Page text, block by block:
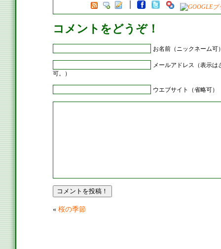
コメントをどうぞ！
お名前（ニックネーム可
メールアドレス（表示
可。）
ウエブサイト（省略可）
« 桜の季節